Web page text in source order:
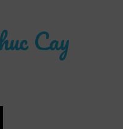
Cay